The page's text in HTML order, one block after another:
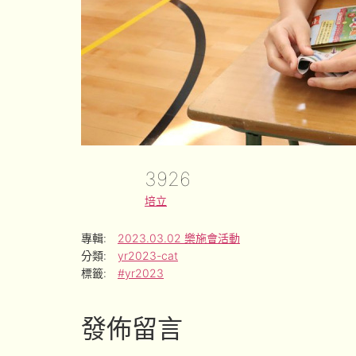
3926
培立
專輯:
2023.03.02 樂施會活動
分類:
yr2023-cat
標籤:
#yr2023
發佈留言